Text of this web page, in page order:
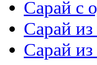
Сарай с
Сарай из
Сарай